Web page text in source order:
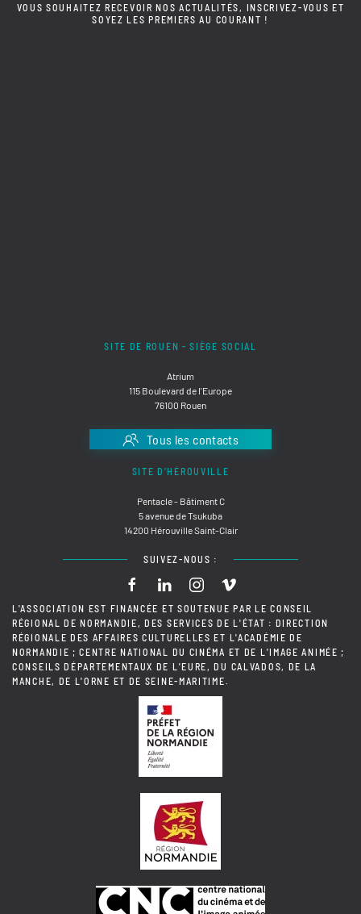
VOUS SOUHAITEZ RECEVOIR NOS ACTUALITÉS, INSCRIVEZ-VOUS ET
SOYEZ LES PREMIERS AU COURANT !
SITE DE ROUEN - SIÈGE SOCIAL
Atrium
115 Boulevard de l'Europe
76100 Rouen
Tous les contacts
SITE D'HÉROUVILLE
Pentacle - Bâtiment C
5 avenue de Tsukuba
14200 Hérouville Saint-Clair
SUIVEZ-NOUS :
L'ASSOCIATION EST FINANCÉE ET SOUTENUE PAR LE CONSEIL
RÉGIONAL DE NORMANDIE, DES SERVICES DE L'ÉTAT : DIRECTION
RÉGIONALE DES AFFAIRES CULTURELLES ET L'ACADÉMIE DE
NORMANDIE ; CENTRE NATIONAL DU CINÉMA ET DE L'IMAGE ANIMÉE ;
CONSEILS DÉPARTEMENTAUX DE L'EURE, DU CALVADOS, DE LA
MANCHE, DE L'ORNE ET DE SEINE-MARITIME.